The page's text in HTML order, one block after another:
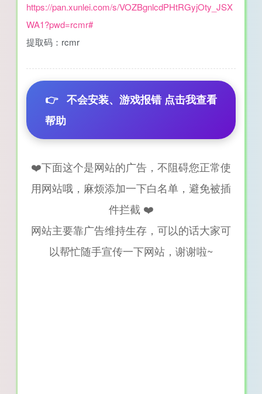
https://pan.xunlei.com/s/VOZBgnlcdPHtRGyjOty_JSX
WA1?pwd=rcmr#
提取码：rcmr
👉 不会安装、游戏报错 点击我查看
帮助
❤️下面这个是网站的广告，不阻碍您正常使
用网站哦，麻烦添加一下白名单，避免被插
件拦截 ❤️
网站主要靠广告维持生存，可以的话大家可
以帮忙随手宣传一下网站，谢谢啦~